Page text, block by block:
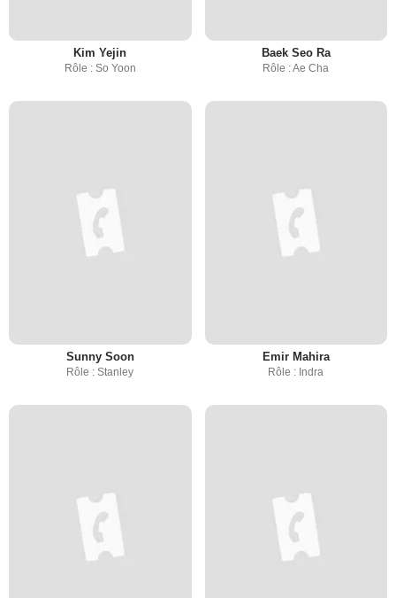
Kim Yejin
Rôle : So Yoon
Baek Seo Ra
Rôle : Ae Cha
Sunny Soon
Rôle : Stanley
Emir Mahira
Rôle : Indra